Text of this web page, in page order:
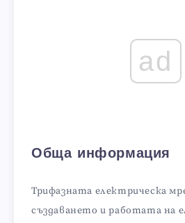
ad
Обща информация
Трифазната електрическа
създаването и работата на